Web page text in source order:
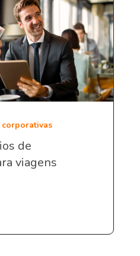
corporativas
de
viagens